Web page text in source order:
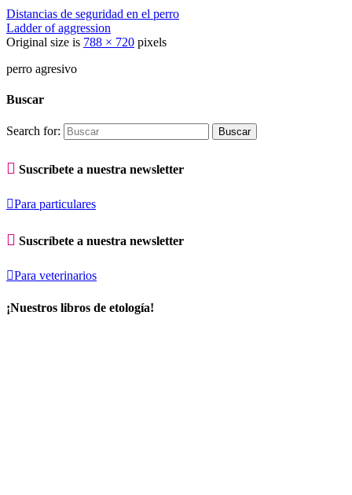
Distancias de seguridad en el perro
Ladder of aggression
Original size is 788 × 720 pixels
perro agresivo
Buscar
Search for:
 Suscríbete a nuestra newsletter
Para particulares
 Suscríbete a nuestra newsletter
Para veterinarios
¡Nuestros libros de etología!